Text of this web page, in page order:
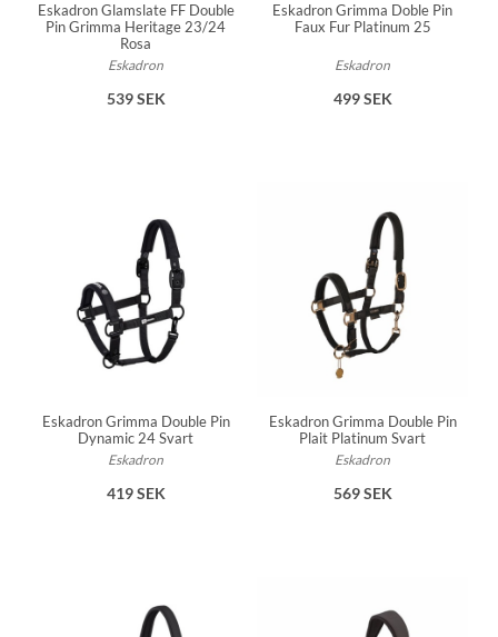
Eskadron Glamslate FF Double
Pin Grimma Heritage 23/24
Rosa
Eskadron
539 SEK
Eskadron Grimma Doble Pin
Faux Fur Platinum 25
Eskadron
499 SEK
Eskadron Grimma Double Pin
Dynamic 24 Svart
Eskadron
419 SEK
Eskadron Grimma Double Pin
Plait Platinum Svart
Eskadron
569 SEK